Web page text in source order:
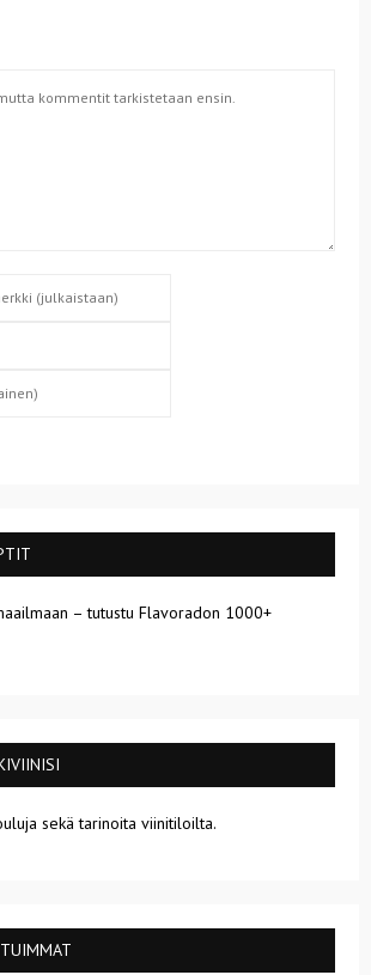
– tutustu Flavoradon 1000+
sekä tarinoita viinitiloilta.